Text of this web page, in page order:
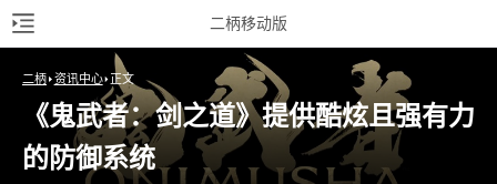
二柄移动版
二柄 资讯中心 正文
《鬼武者：剑之道》提供酷炫且强有力
的防御系统